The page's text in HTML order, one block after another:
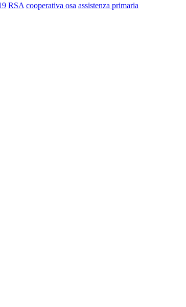
RSA cooperativa osa assistenza primaria